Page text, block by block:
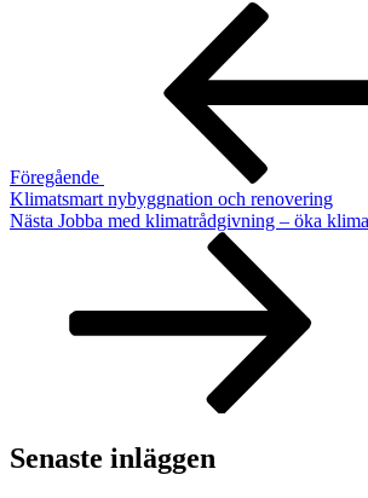
Inläggsnavigering
Föregående
Klimatsmart nybyggnation och renovering
Nästa
Nästa Jobba med klimatrådgivning – öka
Senaste inläggen